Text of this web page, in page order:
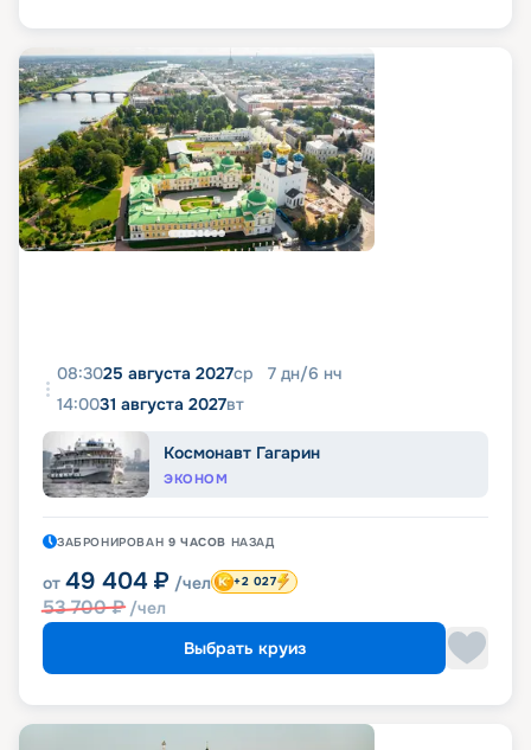
08:3025 августа 2027ср 7 дн/6 нч
14:0031 августа 2027вт
Космонавт Гагарин
ЭКОНОМ
ЗАБРОНИРОВАН 9 ЧАСОВ НАЗАД
от 49 404 ₽ /чел
53 700₽ /чел
+2 027
Выбрать круиз